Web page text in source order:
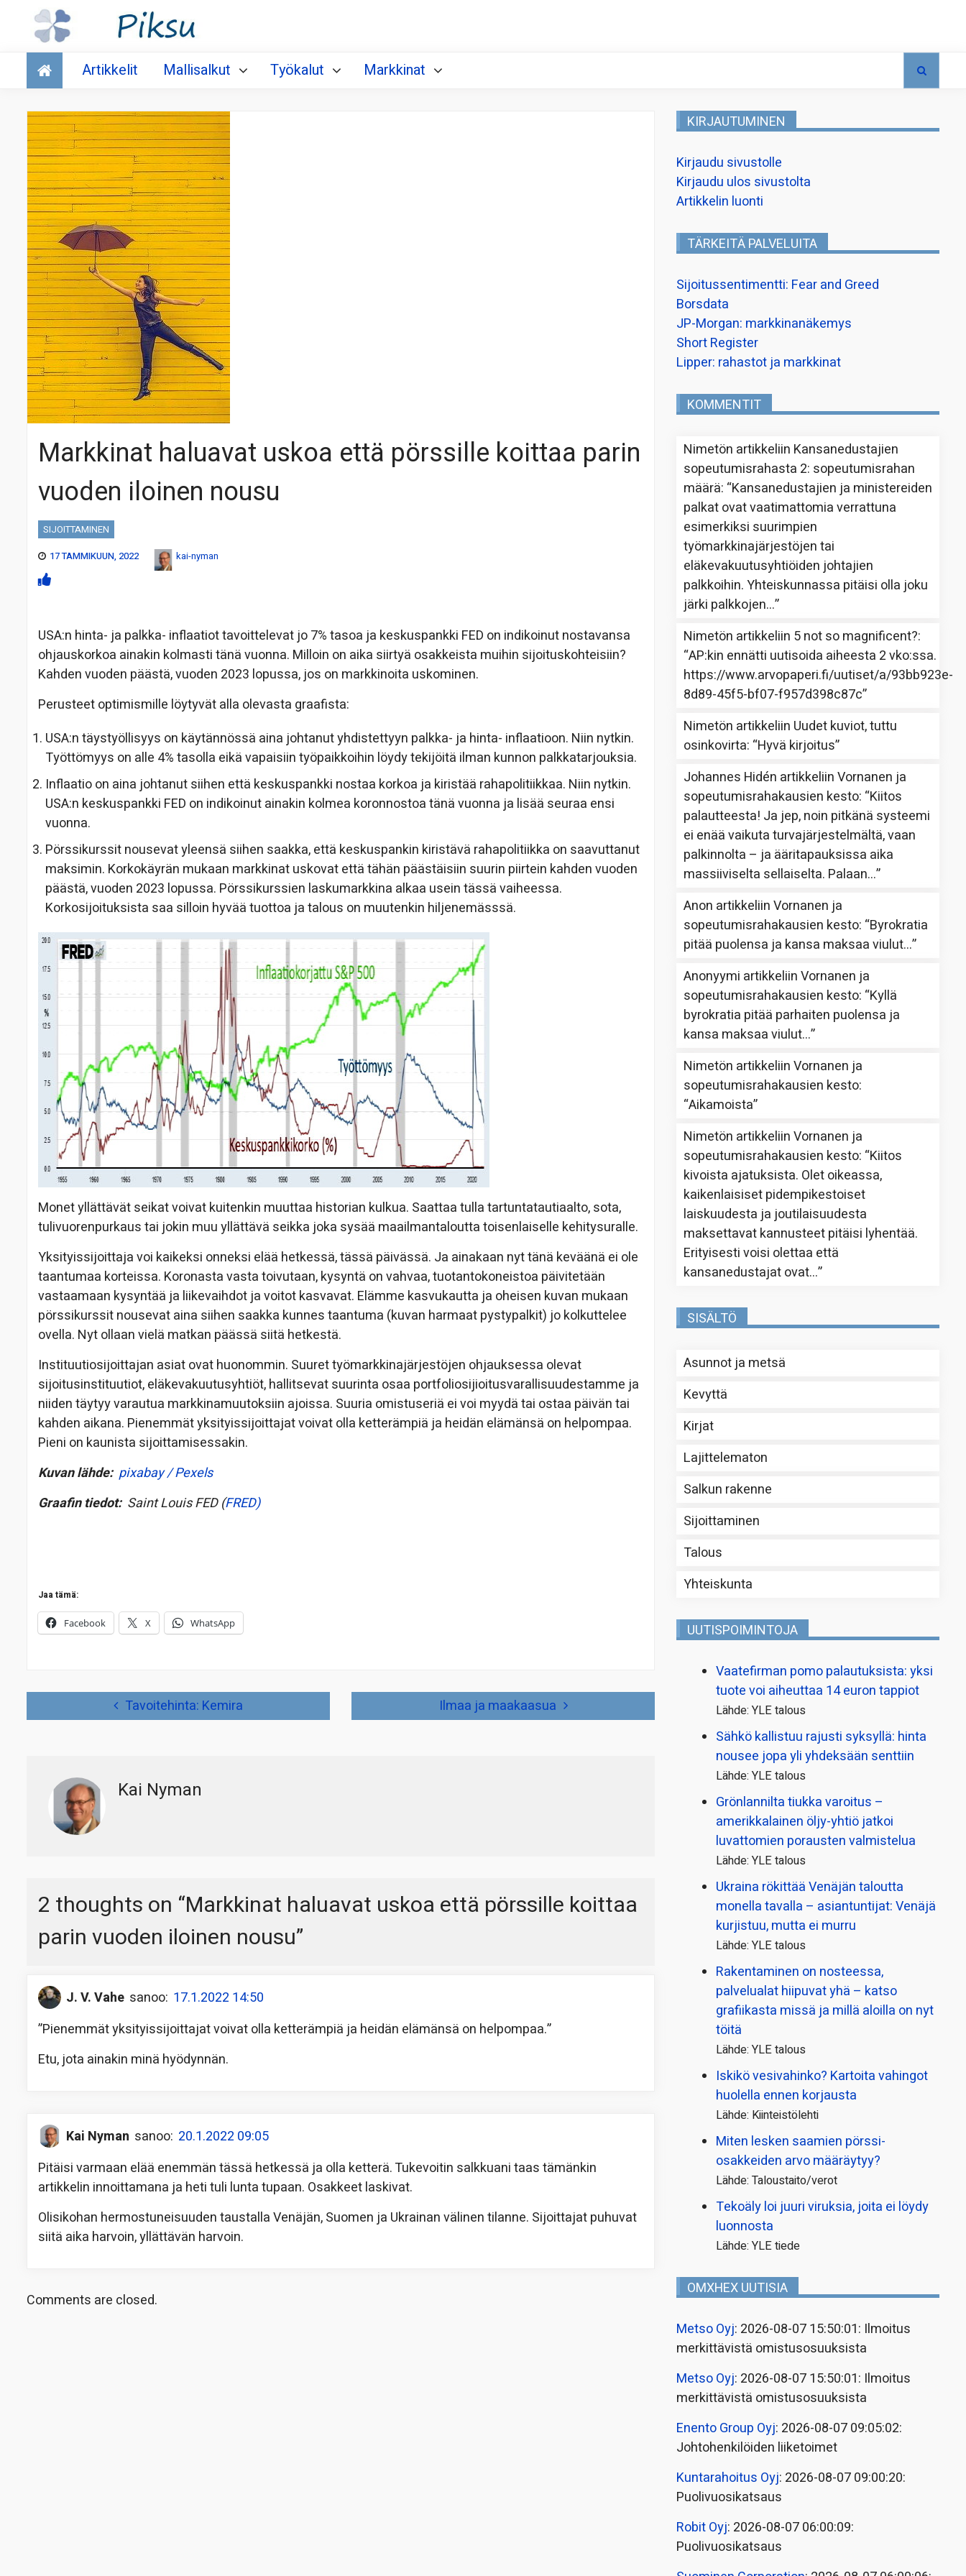
Talous
Artikkelit Mallisalkut Työkalut Markkinat
Markkinat haluavat uskoa että pörssille koittaa parin
vuoden iloinen nousu
SIJOITTAMINEN
17 TAMMIKUUN, 2022
kai-nyman
USA:n hinta- ja palkka- inflaatiot tavoittelevat jo 7% tasoa ja keskuspankki FED on indikoinut nostavansa
ohjauskorkoa ainakin kolmasti tänä vuonna. Milloin on aika siirtyä osakkeista muihin sijoituskohteisiin?
Kahden vuoden päästä, vuoden 2023 lopussa, jos on markkinoita uskominen.
Perusteet optimismille löytyvät alla olevasta graafista:
USA:n täystyöllisyys on käytännössä aina johtanut yhdistettyyn palkka- ja hinta- inflaatioon. Niin nytkin.
Työttömyys on alle 4% tasolla eikä vapaisiin työpaikkoihin löydy tekijöitä ilman kunnon palkkatarjouksia.
Inflaatio on aina johtanut siihen että keskuspankki nostaa korkoa ja kiristää rahapolitiikkaa. Niin nytkin.
USA:n keskuspankki FED on indikoinut ainakin kolmea koronnostoa tänä vuonna ja lisää seuraa ensi
vuonna.
Pörssikurssit nousevat yleensä siihen saakka, että keskuspankin kiristävä rahapolitiikka on saavuttanut
maksimin. Korkokäyrän mukaan markkinat uskovat että tähän päästäisiin suurin piirtein kahden vuoden
päästä, vuoden 2023 lopussa. Pörssikurssien laskumarkkina alkaa usein tässä vaiheessa.
Korkosijoituksista saa silloin hyvää tuottoa ja talous on muutenkin hiljenemässsä.
Monet yllättävät seikat voivat kuitenkin muuttaa historian kulkua. Saattaa tulla tartuntatautiaalto, sota,
tulivuorenpurkaus tai jokin muu yllättävä seikka joka sysää maailmantaloutta toisenlaiselle kehitysuralle.
Yksityissijoittaja voi kaikeksi onneksi elää hetkessä, tässä päivässä. Ja ainakaan nyt tänä keväänä ei ole
taantumaa korteissa. Koronasta vasta toivutaan, kysyntä on vahvaa, tuotantokoneistoa päivitetään
vastaamaan kysyntää ja liikevaihdot ja voitot kasvavat. Elämme kasvukautta ja oheisen kuvan mukaan
pörssikurssit nousevat aina siihen saakka kunnes taantuma (kuvan harmaat pystypalkit) jo kolkuttelee
ovella. Nyt ollaan vielä matkan päässä siitä hetkestä.
Instituutiosijoittajan asiat ovat huonommin. Suuret työmarkkinajärjestöjen ohjauksessa olevat
sijoitusinstituutiot, eläkevakuutusyhtiöt, hallitsevat suurinta osaa portfoliosijioitusvarallisuudestamme ja
niiden täytyy varautua markkinamuutoksiin ajoissa. Suuria omistuseriä ei voi myydä tai ostaa päivän tai
kahden aikana. Pienemmät yksityissijoittajat voivat olla ketterämpiä ja heidän elämänsä on helpompaa.
Pieni on kaunista sijoittamisessakin.
Kuvan lähde: pixabay / Pexels
Graafin tiedot: Saint Louis FED (FRED)
Jaa tämä:
Facebook X WhatsApp
Tavoitehinta: Kemira Ilmaa ja maakaasua
Kai Nyman
2 thoughts on “Markkinat haluavat uskoa että pörssille koittaa
parin vuoden iloinen nousu”
J. V. Vahe sanoo: 17.1.2022 14:50
”Pienemmät yksityissijoittajat voivat olla ketterämpiä ja heidän elämänsä on helpompaa.”
Etu, jota ainakin minä hyödynnän.
Kai Nyman sanoo: 20.1.2022 09:05
Pitäisi varmaan elää enemmän tässä hetkessä ja olla ketterä. Tukevoitin salkkuani taas tämänkin
artikkelin innoittamana ja heti tuli lunta tupaan. Osakkeet laskivat.
Olisikohan hermostuneisuuden taustalla Venäjän, Suomen ja Ukrainan välinen tilanne. Sijoittajat puhuvat
siitä aika harvoin, yllättävän harvoin.
Comments are closed.
KIRJAUTUMINEN
Kirjaudu sivustolle
Kirjaudu ulos sivustolta
Artikkelin luonti
TÄRKEITÄ PALVELUITA
Sijoitussentimentti: Fear and Greed
Borsdata
JP-Morgan: markkinanäkemys
Short Register
Lipper: rahastot ja markkinat
KOMMENTIT
Nimetön artikkeliin Kansanedustajien
sopeutumisrahasta 2: sopeutumisrahan
määrä: “Kansanedustajien ja ministereiden
palkat ovat vaatimattomia verrattuna
esimerkiksi suurimpien
työmarkkinajärjestöjen tai
eläkevakuutusyhtiöiden johtajien
palkkoihin. Yhteiskunnassa pitäisi olla joku
järki palkkojen…”
Nimetön artikkeliin 5 not so magnificent?:
“AP:kin ennätti uutisoida aiheesta 2 vko:ssa.
https://www.arvopaperi.fi/uutiset/a/93bb923e-
8d89-45f5-bf07-f957d398c87c”
Nimetön artikkeliin Uudet kuviot, tuttu
osinkovirta: “Hyvä kirjoitus”
Johannes Hidén artikkeliinVornanen ja
sopeutumisrahakausien kesto: “Kiitos
palautteesta! Ja jep, noin pitkänä systeemi
ei enää vaikuta turvajärjestelmältä, vaan
palkinnolta – ja ääritapauksissa aika
massiiviselta sellaiselta. Palaan…”
Anon artikkeliinVornanen ja
sopeutumisrahakausien kesto: “Byrokratia
pitää puolensa ja kansa maksaa viulut…”
Anonyymi artikkeliinVornanen ja
sopeutumisrahakausien kesto: “Kyllä
byrokratia pitää parhaiten puolensa ja
kansa maksaa viulut…”
Nimetön artikkeliinVornanen ja
sopeutumisrahakausien kesto:
“Aikamoista”
Nimetön artikkeliinVornanen ja
sopeutumisrahakausien kesto: “Kiitos
kivoista ajatuksista. Olet oikeassa,
kaikenlaisiset pidempikestoiset
laiskuudesta ja joutilaisuudesta
maksettavat kannusteet pitäisi lyhentää.
Erityisesti voisi olettaa että
kansanedustajat ovat…”
SISÄLTÖ
Asunnot ja metsä
Kevyttä
Kirjat
Lajittelematon
Salkun rakenne
Sijoittaminen
Talous
Yhteiskunta
UUTISPOIMINTOJA
Vaatefirman pomo palautuksista: yksi
tuote voi aiheuttaa 14 euron tappiot
Lähde: YLE talous
Sähkö kallistuu rajusti syksyllä: hinta
nousee jopa yli yhdeksään senttiin
Lähde: YLE talous
Grönlannilta tiukka varoitus –
amerikkalainen öljy-yhtiö jatkoi
luvattomien porausten valmistelua
Lähde: YLE talous
Ukraina rökittää Venäjän taloutta
monella tavalla – asiantuntijat: Venäjä
kurjistuu, mutta ei murru
Lähde: YLE talous
Rakentaminen on nosteessa,
palvelualat hiipuvat yhä – katso
grafiikasta missä ja millä aloilla on nyt
töitä
Lähde: YLE talous
Iskikö vesivahinko? Kartoita vahingot
huolella ennen korjausta
Lähde: Kiinteistölehti
Miten lesken saamien pörssi­
osakkeiden arvo määräytyy?
Lähde: Taloustaito/verot
Tekoäly loi juuri viruksia, joita ei löydy
luonnosta
Lähde: YLE tiede
OMXHEX UUTISIA
Metso Oyj: 2026-08-07 15:50:01: Ilmoitus
merkittävistä omistusosuuksista
Metso Oyj: 2026-08-07 15:50:01: Ilmoitus
merkittävistä omistusosuuksista
Enento Group Oyj: 2026-08-07 09:05:02:
Johtohenkilöiden liiketoimet
Kuntarahoitus Oyj: 2026-08-07 09:00:20:
Puolivuosikatsaus
Robit Oyj: 2026-08-07 06:00:09:
Puolivuosikatsaus